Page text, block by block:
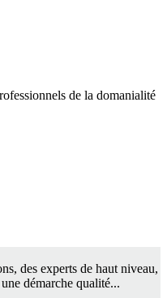
de la domanialité
des experts de haut niveau,
démarche qualité...